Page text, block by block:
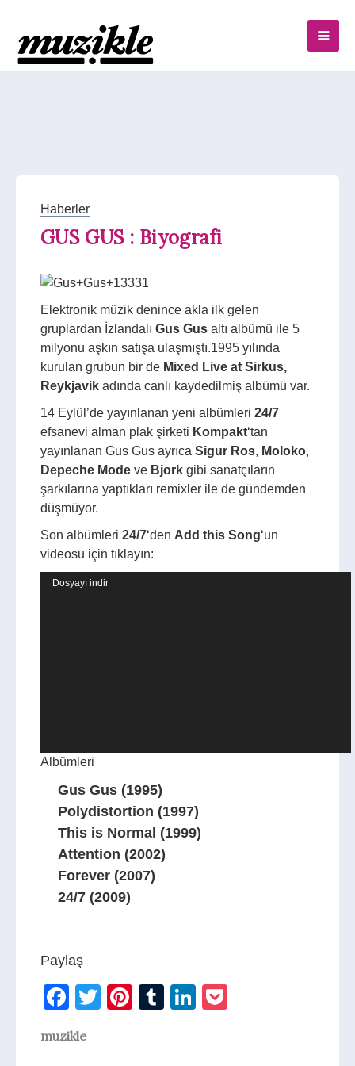
Haberler
GUS GUS : Biyografi
Elektronik müzik denince akla ilk gelen
gruplardan İzlandalı Gus Gus altı albümü ile 5
milyonu aşkın satışa ulaşmıştı.1995 yılında
kurulan grubun bir de Mixed Live at Sirkus,
Reykjavik adında canlı kaydedilmiş albümü var.
14 Eylül’de yayınlanan yeni albümleri 24/7
efsanevi alman plak şirketi Kompakt‘tan
yayınlanan Gus Gus ayrıca Sigur Ros, Moloko,
Depeche Mode ve Bjork gibi sanatçıların
şarkılarına yaptıkları remixler ile de gündemden
düşmüyor.
Son albümleri 24/7‘den Add this Song‘un
videosu için tıklayın:
Video
Dosyayı indir
Albümleri
Gus Gus (1995)
Polydistortion (1997)
This is Normal (1999)
Attention (2002)
Forever (2007)
24/7 (2009)
Paylaş
Facebook
TwitterPinterest
TumblrLinkedIn
muzikle